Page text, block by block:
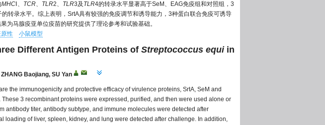
MHC Ⅰ、 TCR、 TLR2、 TLR3及 TLR4的转录水平显著高于SeM、EAG免疫组和对照组，3
的转录水平。综上表明，SrtA具有较强的免疫调节和诱导能力，3种蛋白联合免疫可诱导
为马腺疫亚单位疫苗的研究提供了理论参考和试验基础。
性 小鼠模型
Different Antigen Proteins of Streptococcus equiin
Baojiang, SU Yan
the immunogenicity and protective efficacy of virulence proteins, SrtA, SeM and
These 3 recombinant proteins were expressed, purified, and then were used alone or
antibody titer, antibody subtype, and immune molecules were detected after
loading of liver, spleen, kidney, and lung were detected after challenge. In addition,